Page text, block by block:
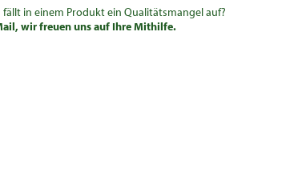
in einem Produkt ein Qualitätsmangel auf?
wir freuen uns auf Ihre Mithilfe.